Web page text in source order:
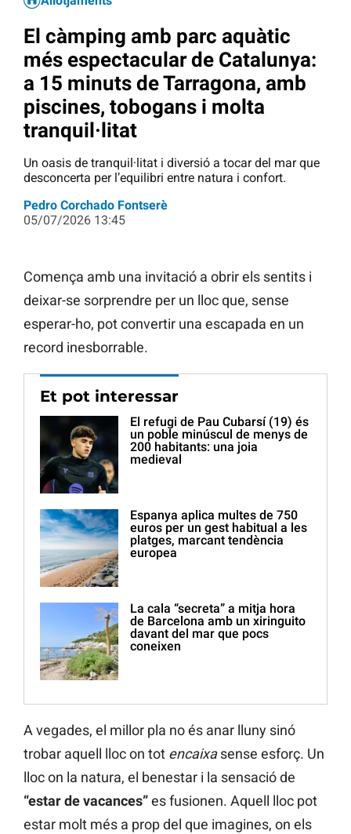
El càmping amb parc aquàtic
més espectacular de Catalunya:
a 15 minuts de Tarragona, amb
piscines, tobogans i molta
tranquil·litat
Un oasis de tranquil·litat i diversió a tocar del mar que
desconcerta per l’equilibri entre natura i confort.
Pedro Corchado Fontserè
05/07/2026 13:45
Comença amb una invitació a obrir els sentits i
deixar-se sorprendre per un lloc que, sense
esperar-ho, pot convertir una escapada en un
record inesborrable.
Et pot interessar
El refugi de Pau Cubarsí (19) és
un poble minúscul de menys de
200 habitants: una joia
medieval
Espanya aplica multes de 750
euros per un gest habitual a les
platges, marcant tendència
europea
La cala “secreta” a mitja hora
de Barcelona amb un xiringuito
davant del mar que pocs
coneixen
A vegades, el millor pla no és anar lluny sinó
trobar aquell lloc on tot encaixasense esforç. Un
lloc on la natura, el benestar i la sensació de
“estar de vacances”es fusionen. Aquell lloc pot
estar molt més a prop del que imagines, on els